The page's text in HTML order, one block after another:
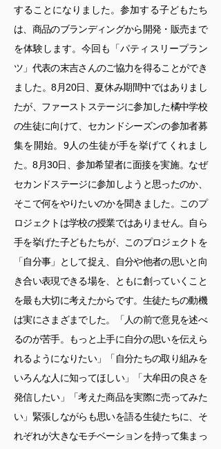
することになりました。参加する子どもたち
は、商品のブランディングから開発・販売まで
を体験します。今回も「パティスリープラン
ツ」代表の末吉さんのご協力を得ることができ
ました。8月20日、夏休み期間中ではありまし
たが、ファーストステージに参加した橘中学校
の生徒に向けて、セカンドシーズンの参加者募
集を開始。9人の生徒が手を挙げてくれまし
た。8月30日、参加希望者に面接を実施。なぜ
セカンドステージに参加しようと思ったのか、
そこで何をやりたいのかを聞きました。このプ
ロジェクトは学校の授業ではありません。自ら
手を挙げた子どもたちが、このプロジェクトを
「自分事」として捉え、自分や他者の思いと向
き合い表現できる場を、ともに創っていくこと
を最も大切に考えたからです。生徒たちの動機
は実にさまざまでした。「人の前で意見を述べ
るのが苦手。もっと上手に自分の思いを伝えら
れるようになりたい」「自分たちの取り組みを
いろんな人に知ってほしい」「大牟田の良さを
発信したい」「考えた商品を実際に売ってみた
い」緊張しながらも思いを語る生徒たちに、そ
れぞれが大きなモチベーションを持って集まっ